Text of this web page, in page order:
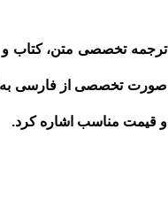
ترجمه تخصصی متن، کتاب
صورت تخصصی از فارسی به
و قیمت مناسب اشاره کرد.